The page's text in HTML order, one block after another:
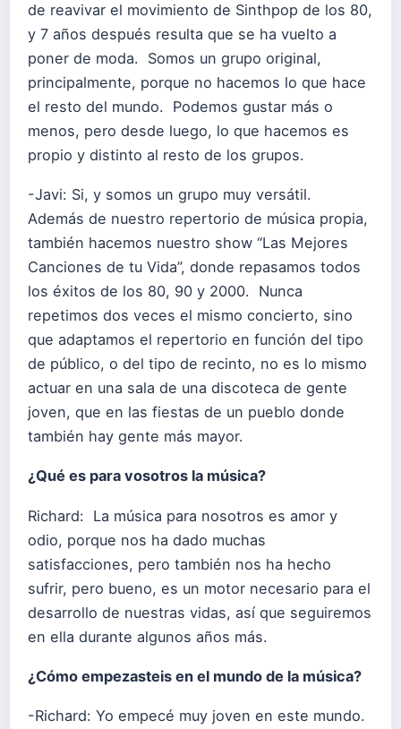
de reavivar el movimiento de Sinthpop de los 80,
y 7 años después resulta que se ha vuelto a
poner de moda. Somos un grupo original,
principalmente, porque no hacemos lo que hace
el resto del mundo. Podemos gustar más o
menos, pero desde luego, lo que hacemos es
propio y distinto al resto de los grupos.
-Javi: Si, y somos un grupo muy versátil.
Además de nuestro repertorio de música propia,
también hacemos nuestro show “Las Mejores
Canciones de tu Vida”, donde repasamos todos
los éxitos de los 80, 90 y 2000. Nunca
repetimos dos veces el mismo concierto, sino
que adaptamos el repertorio en función del tipo
de público, o del tipo de recinto, no es lo mismo
actuar en una sala de una discoteca de gente
joven, que en las fiestas de un pueblo donde
también hay gente más mayor.
¿Qué es para vosotros la música?
Richard: La música para nosotros es amor y
odio, porque nos ha dado muchas
satisfacciones, pero también nos ha hecho
sufrir, pero bueno, es un motor necesario para el
desarrollo de nuestras vidas, así que seguiremos
en ella durante algunos años más.
¿Cómo empezasteis en el mundo de la música?
-Richard: Yo empecé muy joven en este mundo.